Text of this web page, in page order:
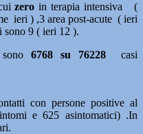
zero in terapia intensiva (
ieri ) ,3 area post-acute ( ieri
9 ( ieri 12 ).
6768 su 76228casi
con persone positive al
e 625 asintomatici) .In